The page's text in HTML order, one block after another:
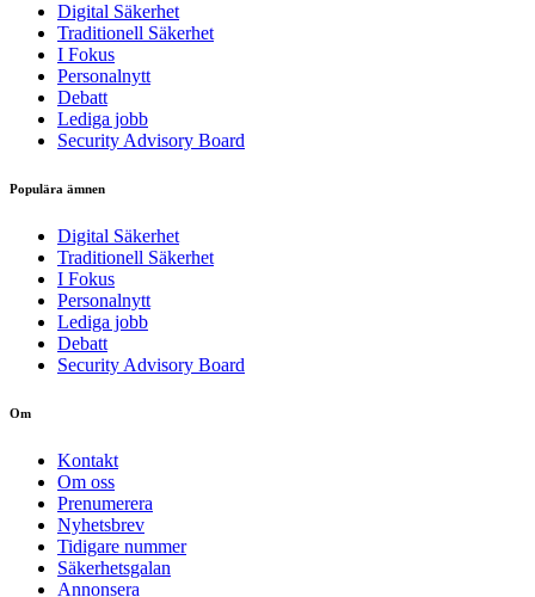
Digital Säkerhet
Traditionell Säkerhet
I Fokus
Personalnytt
Debatt
Lediga jobb
Security Advisory Board
Populära ämnen
Digital Säkerhet
Traditionell Säkerhet
I Fokus
Personalnytt
Lediga jobb
Debatt
Security Advisory Board
Om
Kontakt
Om oss
Prenumerera
Nyhetsbrev
Tidigare nummer
Säkerhetsgalan
Annonsera